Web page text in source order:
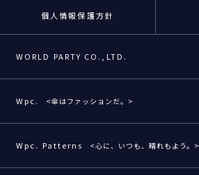
個人情報保護方針
WORLD PARTY CO.,LTD.
Wpc. <傘はファッションだ。>
Wpc. Patterns <心に、いつも、晴れもよう。>